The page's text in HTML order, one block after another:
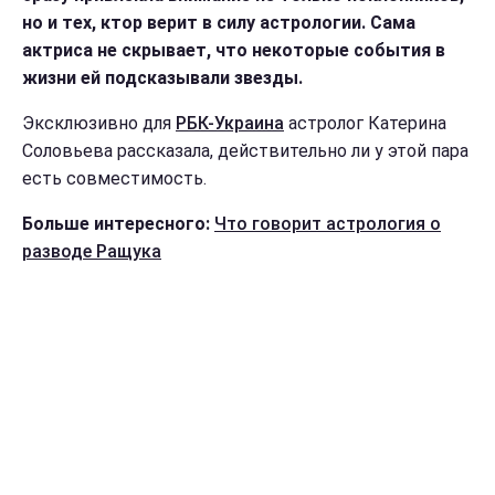
но и тех, ктор верит в силу астрологии. Сама
актриса не скрывает, что некоторые события в
жизни ей подсказывали звезды.
Эксклюзивно для РБК-Украина астролог Катерина
Соловьева рассказала, действительно ли у этой пара
есть совместимость.
Больше интересного: Что говорит астрология о
разводе Ращука